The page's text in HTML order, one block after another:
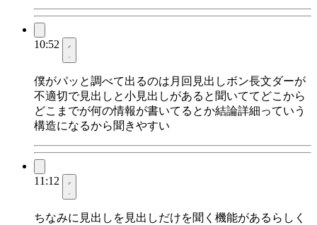
10:52
僕がパッと調べて出るのは月回見出しボン長文ダーが
不適切で見出しと小見出しがあると聞いててどこから
どこまでが何の情報が書いてるとか結論詳細っていう
構造になるから聞きやすい
11:12
ちなみに見出しを見出しだけを聞く機能があるらしく